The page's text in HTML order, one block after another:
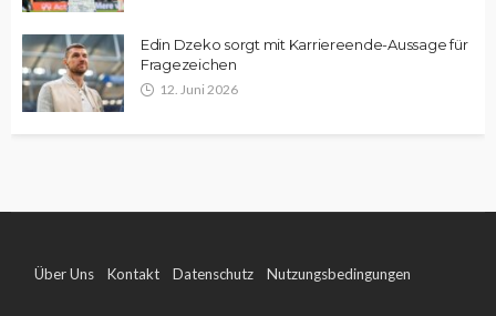
Edin Dzeko sorgt mit Karriereende-Aussage für
Fragezeichen
12. Juni 2026
Über Uns Kontakt Datenschutz Nutzungsbedingungen